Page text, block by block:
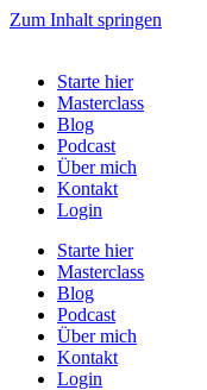
Zum Inhalt springen
Starte hier
Masterclass
Blog
Podcast
Über mich
Kontakt
Login
Starte hier
Masterclass
Blog
Podcast
Über mich
Kontakt
Login